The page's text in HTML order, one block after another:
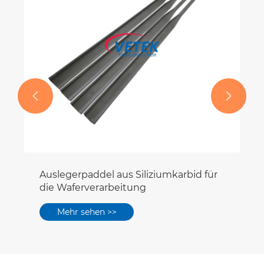
Auslegerpaddel aus Siliziumkarbid für
die Waferverarbeitung
Mehr sehen >>
 